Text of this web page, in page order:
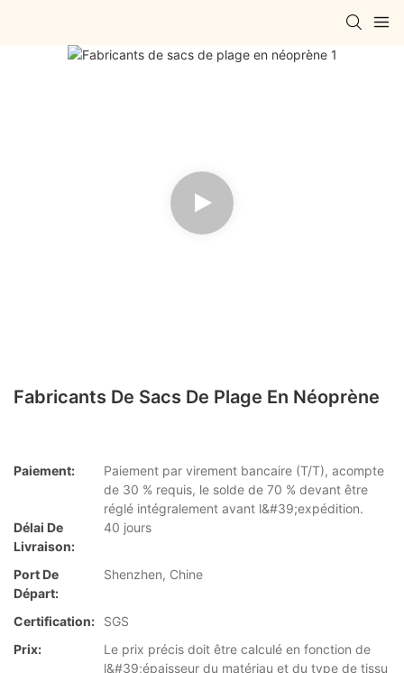
Fabricants De Sacs De Plage En Néoprène
Paiement:
Paiement par virement bancaire (T/T), acompte
de 30 % requis, le solde de 70 % devant être
réglé intégralement avant l&#39;expédition.
Délai De
Livraison:
40 jours
Port De
Départ:
Shenzhen, Chine
Certification:
SGS
Prix:
Le prix précis doit être calculé en fonction de
l&#39;épaisseur du matériau et du type de tissu